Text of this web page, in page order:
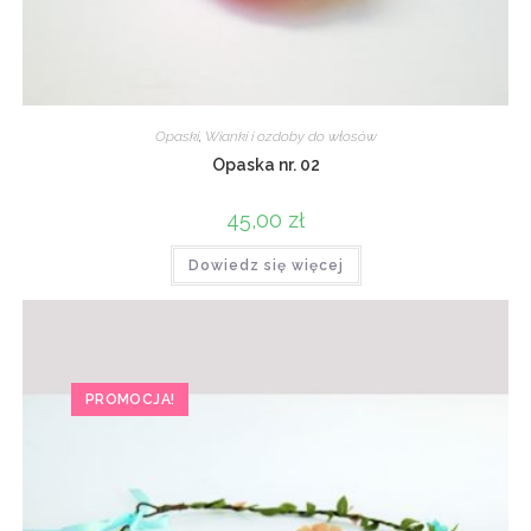
Opaski, Wianki i ozdoby do włosów
Opaska nr. 02
45,00 zł
Dowiedz się więcej
PROMOCJA!